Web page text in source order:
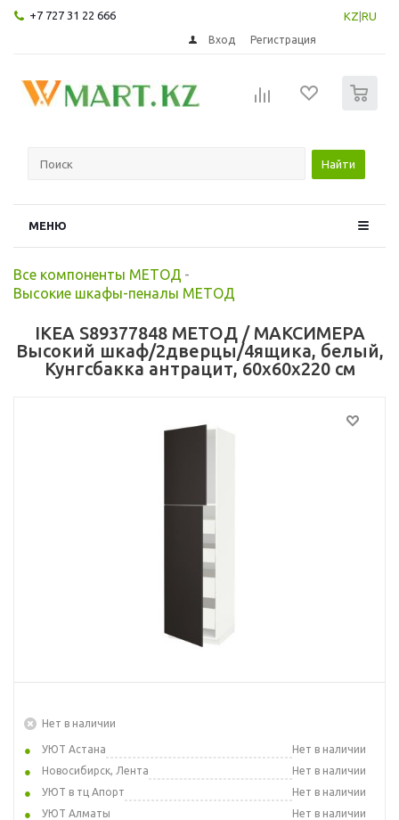
+7 727 31 22 666 KZ RU
Вход Регистрация
Найти
МЕНЮ
Все компоненты МЕТОД -
Высокие шкафы-пеналы МЕТОД
IKEA S89377848 МЕТОД / МАКСИМЕРА
Высокий шкаф/2дверцы/4ящика, белый,
Кунгсбакка антрацит, 60x60x220 см
Нет в наличии
УЮТ Астана
Нет в наличии
Новосибирск, Лента
Нет в наличии
УЮТ в тц Апорт
Нет в наличии
УЮТ Алматы
Нет в наличии